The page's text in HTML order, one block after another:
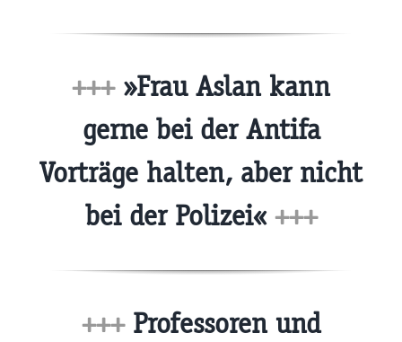
+++ »Frau Aslan kann
gerne bei der Antifa
Vorträge halten, aber nicht
bei der Polizei« +++
+++Professoren und